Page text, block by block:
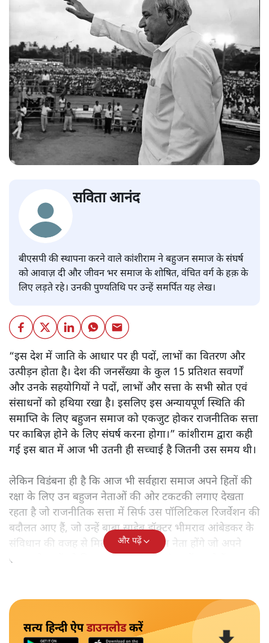
सविता आनंद
बीएसपी की स्थापना करने वाले कांशीराम ने बहुजन समाज के संघर्ष
को आवाज़ दी और जीवन भर समाज के शोषित, वंचित वर्ग के हक़ के
लिए लड़ते रहे। उनकी पुण्यतिथि पर उन्हें समर्पित यह लेख।
“इस देश में जाति के आधार पर ही पदों, लाभों का वितरण और
उत्पीड़न होता है। देश की जनसँख्या के कुल 15 प्रतिशत सवर्णों
और उनके सहयोगियों ने पदों, लाभों और सत्ता के सभी स्रोत एवं
संसाधनों को हथिया रखा है। इसलिए इस अन्यायपूर्ण स्थिति की
समाप्ति के लिए बहुजन समाज को एकजुट होकर राजनीतिक सत्ता
पर काबिज़ होने के लिए संघर्ष करना होगा।” कांशीराम द्वारा कही
गई इस बात में आज भी उतनी ही सच्चाई है जितनी उस समय थी।
लेकिन विडंबना ही है कि आज भी सर्वहारा समाज अपने हितों की
रक्षा के लिए उन बहुजन नेताओं की ओर टकटकी लगाए देखता
रहता है जो राजनीतिक सत्ता में सिर्फ उस पॉलिटिकल रिजर्वेशन की
बदौलत आए हैं, जो उन्हें बाबा साहेब डॉक्टर भीमराव आंबेडकर के
संविधान की वजह से मिला। ऐसे बहुत कम नेता होंगे जो अपने
समाज के मुद्दों को विधानसभाओं में और संसद में उठाते हैं।
और पढ़ें
सत्य हिन्दी ऐपडाउनलोडकरें